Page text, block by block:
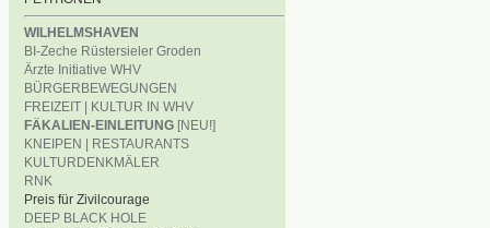
WILHELMSHAVEN
BI-Zeche Rüstersieler Groden
Ärzte Initiative WHV
BÜRGERBEWEGUNGEN
FREIZEIT | KULTUR IN WHV
FÄKALIEN-EINLEITUNG [NEU!]
KNEIPEN | RESTAURANTS
KULTURDENKMÄLER
RNK
Preis für Zivilcourage
DEEP BLACK HOLE